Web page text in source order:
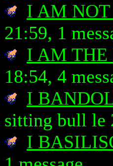
I AM NOT
21:59, 1
I AM THE
18:54, 4
I
sitting bull le
I